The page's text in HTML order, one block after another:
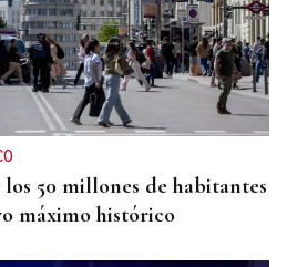
50 millones de habitantes
máximo histórico